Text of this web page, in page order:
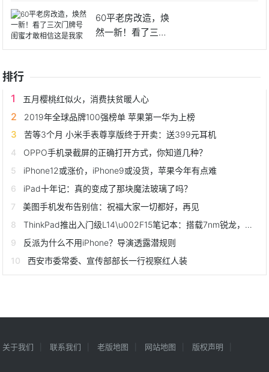
60平老房改造，焕
然一新！看了三次
门牌号
排行
五月樱桃红似火，消费扶贫暖人心
2019年全球品牌100强榜单 苹果第一华为上榜
苦等3个月 小米手表尊享版终于开卖：送399元耳机
OPPO手机录截屏的正确打开方式，你知道几种？
iPhone12或涨价，iPhone9或没货，苹果今年有点难
iPad十年记：真的变成了那块魔法玻璃了吗？
美图手机发布告别信：祝福大家一切都好，再见
ThinkPad推出入门级L14\u002F15笔记本：搭载7nm锐龙，约4600元起
反派为什么不用iPhone？导演透露潜规则
西安市委常委、宣传部部长一行视察红人装
关于我们 联系我们 老版地图 网站地图 版权声明